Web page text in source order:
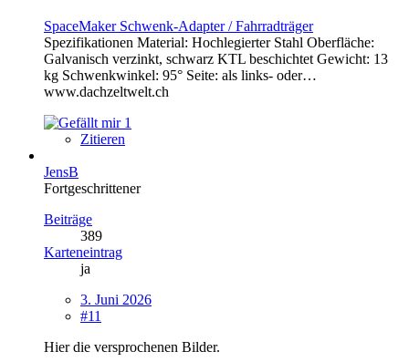
SpaceMaker Schwenk-Adapter / Fahrradträger
Spezifikationen Material: Hochlegierter Stahl Oberfläche:
Galvanisch verzinkt, schwarz KTL beschichtet Gewicht: 13
kg Schwenkwinkel: 95° Seite: als links- oder…
www.dachzeltwelt.ch
1
Zitieren
JensB
Fortgeschrittener
Beiträge
389
Karteneintrag
ja
3. Juni 2026
#11
Hier die versprochenen Bilder.